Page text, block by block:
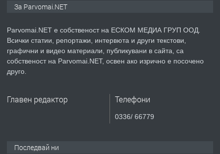
преди 1 година
ПРЕДЛАГА
Продавам апартамент - гр.
За Parvomai.NET
Parvomai.NET е собственост на ЕСКОМ МЕДИА ГРУП ООД.
Всички статии, репортажи, интервюта и други текстови,
графични и видео материали, публикувани в сайта, са
собственост на Parvomai.NET, освен ако изрично е посочено
друго.
Главен редактор Телефони
0336/ 66779
Последвай ни